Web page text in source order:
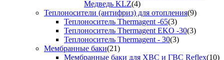
Медведь KLZ(4)
Теплоносители (антифриз) для отопления(9)
Теплоноситель Thermagent -65(3)
Теплоноситель Thermagent EKO -30(3)
Теплоноситель Thermagent - 30(3)
Мембранные баки(21)
Мембранные баки для ХВС и ГВС Reflex(10)